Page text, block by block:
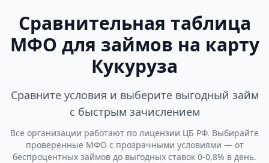
Сравнительная таблица
МФО для займов на карту
Кукуруза
Сравните условия и выберите выгодный займ
с быстрым зачислением
Все организации работают по лицензии ЦБ РФ. Выбирайте
проверенные МФО с прозрачными условиями — от
беспроцентных займов до выгодных ставок 0-0,8% в день.